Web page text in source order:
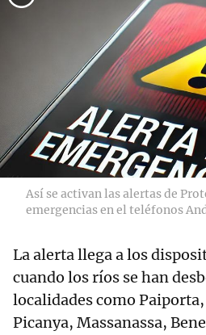
Así se activan las alertas de
emergencias en el teléfonos
La alerta llega a los
cuando los ríos se han
localidades como
Picanya, Massanassa,